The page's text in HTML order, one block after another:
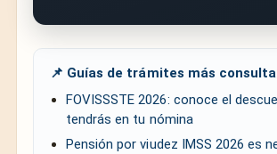
📌 Guías de trámites más
FOVISSSTE 2026: conoce el
tendrás en tu nómina
Pensión por viudez IMSS 2026 es